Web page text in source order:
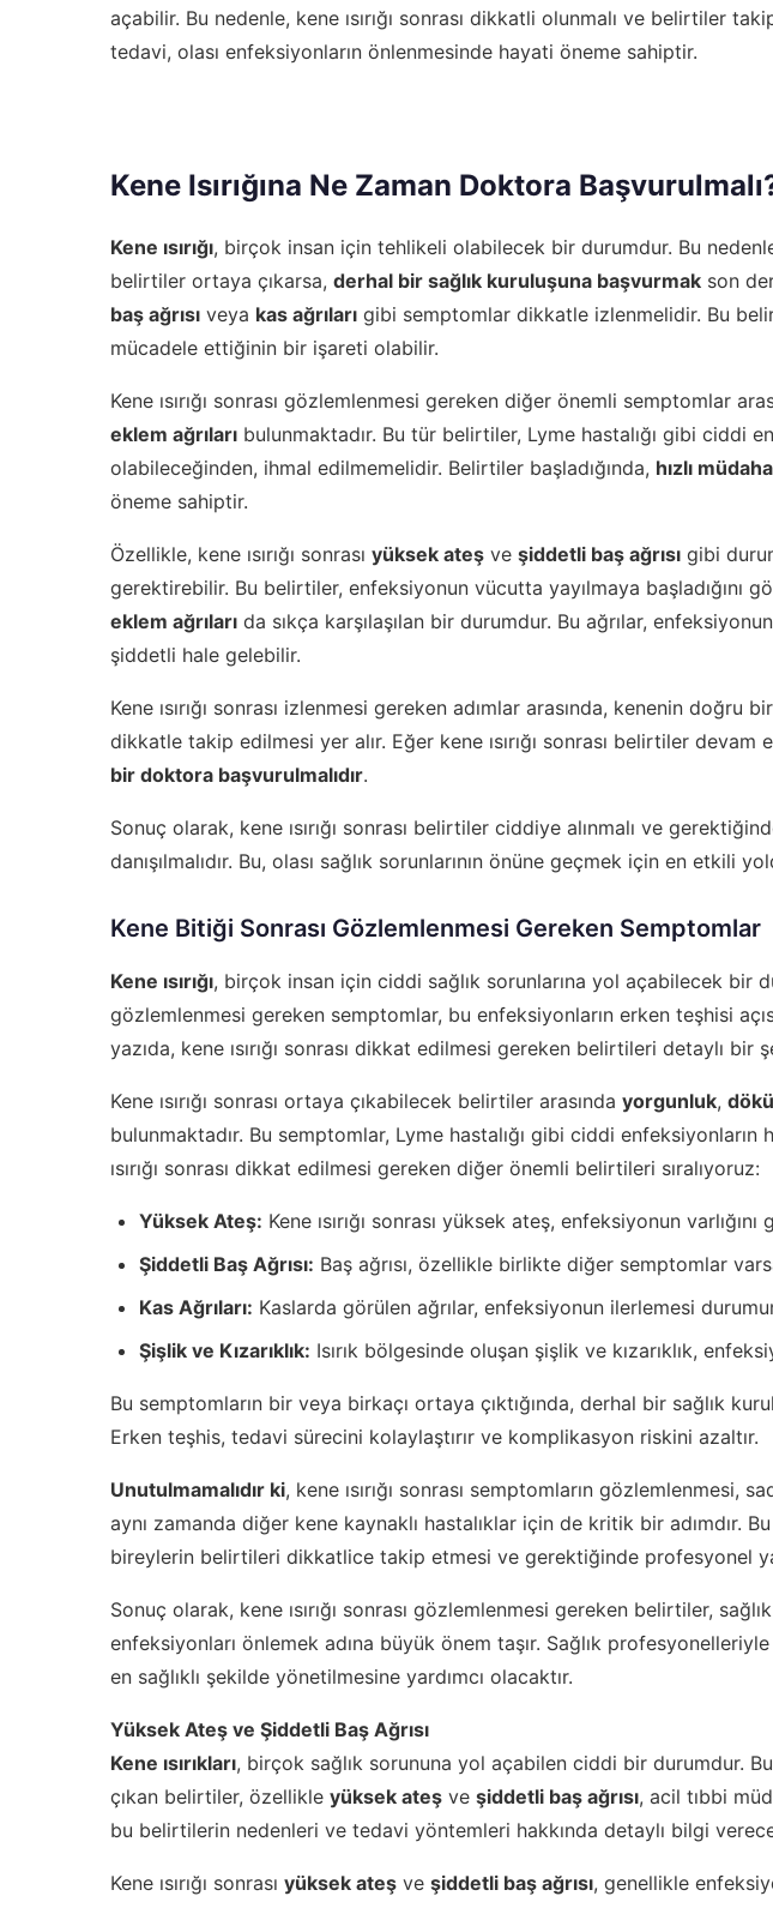
açabilir. Bu nedenle, kene ısırığı sonrası dikkatli olunmalı ve belirtiler
tedavi, olası enfeksiyonların önlenmesinde hayati öneme sahiptir.
Kene Isırığına Ne Zaman Doktora
Kene ısırığı, birçok insan için tehlikeli olabilecek bir durumdur. Bu nedenle,
belirtiler ortaya çıkarsa, derhal bir sağlık kuruluşuna başvurmak son
baş ağrısı veya kas ağrıları gibi semptomlar dikkatle izlenmelidir. Bu
mücadele ettiğinin bir işareti olabilir.
Kene ısırığı sonrası gözlemlenmesi gereken diğer önemli semptomlar
eklem ağrıları bulunmaktadır. Bu tür belirtiler, Lyme hastalığı gibi ciddi
olabileceğinden, ihmal edilmemelidir. Belirtiler başladığında, hızlı
öneme sahiptir.
Özellikle, kene ısırığı sonrası yüksek ateş ve şiddetli baş ağrısı gibi
gerektirebilir. Bu belirtiler, enfeksiyonun vücutta yayılmaya başladığını
eklem ağrıları da sıkça karşılaşılan bir durumdur. Bu ağrılar,
şiddetli hale gelebilir.
Kene ısırığı sonrası izlenmesi gereken adımlar arasında, kenenin doğru
dikkatle takip edilmesi yer alır. Eğer kene ısırığı sonrası belirtiler devam
bir doktora başvurulmalıdır.
Sonuç olarak, kene ısırığı sonrası belirtiler ciddiye alınmalı ve
danışılmalıdır. Bu, olası sağlık sorunlarının önüne geçmek için en etkili
Kene Bitiği Sonrası Gözlemlenmesi Gereken Semptomlar
Kene ısırığı, birçok insan için ciddi sağlık sorunlarına yol açabilecek bir
gözlemlenmesi gereken semptomlar, bu enfeksiyonların erken teşhisi
yazıda, kene ısırığı sonrası dikkat edilmesi gereken belirtileri detaylı bir
Kene ısırığı sonrası ortaya çıkabilecek belirtiler arasında yorgunluk,
bulunmaktadır. Bu semptomlar, Lyme hastalığı gibi ciddi enfeksiyonların
ısırığı sonrası dikkat edilmesi gereken diğer önemli belirtileri sıralıyoruz:
Yüksek Ateş: Kene ısırığı sonrası yüksek ateş, enfeksiyonun
Şiddetli Baş Ağrısı: Baş ağrısı, özellikle birlikte diğer semptomlar
Kas Ağrıları: Kaslarda görülen ağrılar, enfeksiyonun ilerlemesi
Şişlik ve Kızarıklık: Isırık bölgesinde oluşan şişlik ve kızarıklık,
Bu semptomların bir veya birkaçı ortaya çıktığında, derhal bir sağlık
Erken teşhis, tedavi sürecini kolaylaştırır ve komplikasyon riskini azaltır.
Unutulmamalıdır ki, kene ısırığı sonrası semptomların gözlemlenmesi,
aynı zamanda diğer kene kaynaklı hastalıklar için de kritik bir adımdır. Bu
bireylerin belirtileri dikkatlice takip etmesi ve gerektiğinde profesyonel
Sonuç olarak, kene ısırığı sonrası gözlemlenmesi gereken belirtiler,
enfeksiyonları önlemek adına büyük önem taşır. Sağlık
en sağlıklı şekilde yönetilmesine yardımcı olacaktır.
Yüksek Ateş ve Şiddetli Baş Ağrısı
Kene ısırıkları, birçok sağlık sorununa yol açabilen ciddi bir durumdur. Bu
çıkan belirtiler, özellikle yüksek ateş ve şiddetli baş ağrısı, acil tıbbi
bu belirtilerin nedenleri ve tedavi yöntemleri hakkında detaylı bilgi
Kene ısırığı sonrası yüksek ateş ve şiddetli baş ağrısı, genellikle